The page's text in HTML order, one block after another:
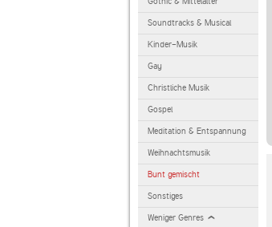
Soundtracks & Musical
Kinder-Musik
Gay
Christliche Musik
Gospel
Meditation & Entspannung
Weihnachtsmusik
Bunt gemischt
Sonstiges
Weniger Genres